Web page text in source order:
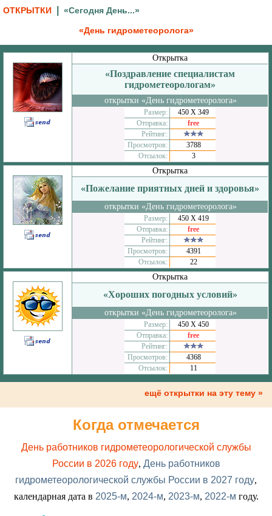
ОТКРЫТКИ «Сегодня День...»
«День гидрометеоролога»
Открытка
«Поздравление специалистам
гидрометеорологам»
открытки «День гидрометеоролога»
Размер:
450 Х 349
Отправка:
free
Рейтинг:
Просмотров:
3788
Отсылок:
3
Открытка
«Пожелание приятных дней и здоровья»
открытки «День гидрометеоролога»
Размер:
450 Х 419
Отправка:
free
Рейтинг:
Просмотров:
4391
Отсылок:
22
Открытка
«Хороших погодных условий»
открытки «День гидрометеоролога»
Размер:
450 Х 450
Отправка:
free
Рейтинг:
Просмотров:
4368
Отсылок:
11
ещё открытки на эту тему »
Когда отмечается
День работников гидрометеорологической службы
России в 2026 году, День работников
гидрометеорологической службы России в 2027 году,
календарная дата в 2025-м, 2024-м, 2023-м, 2022-м году.